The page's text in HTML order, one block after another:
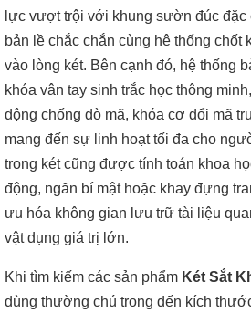
lực vượt trội với khung sườn đúc đặc
bản lề chắc chắn cùng hệ thống chốt
vào lòng két. Bên cạnh đó, hệ thống
khóa vân tay sinh trắc học thông
động chống dò mã, khóa cơ đổi mã
mang đến sự linh hoạt tối đa cho
trong két cũng được tính toán khoa
động, ngăn bí mật hoặc khay đựng
ưu hóa không gian lưu trữ tài liệu
vật dụng giá trị lớn.
Khi tìm kiếm các sản phẩm Két Sắt
dùng thường chú trọng đến kích